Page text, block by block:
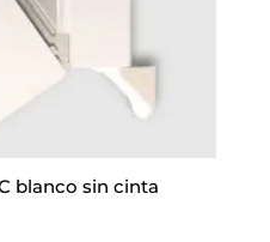
blanco sin cinta